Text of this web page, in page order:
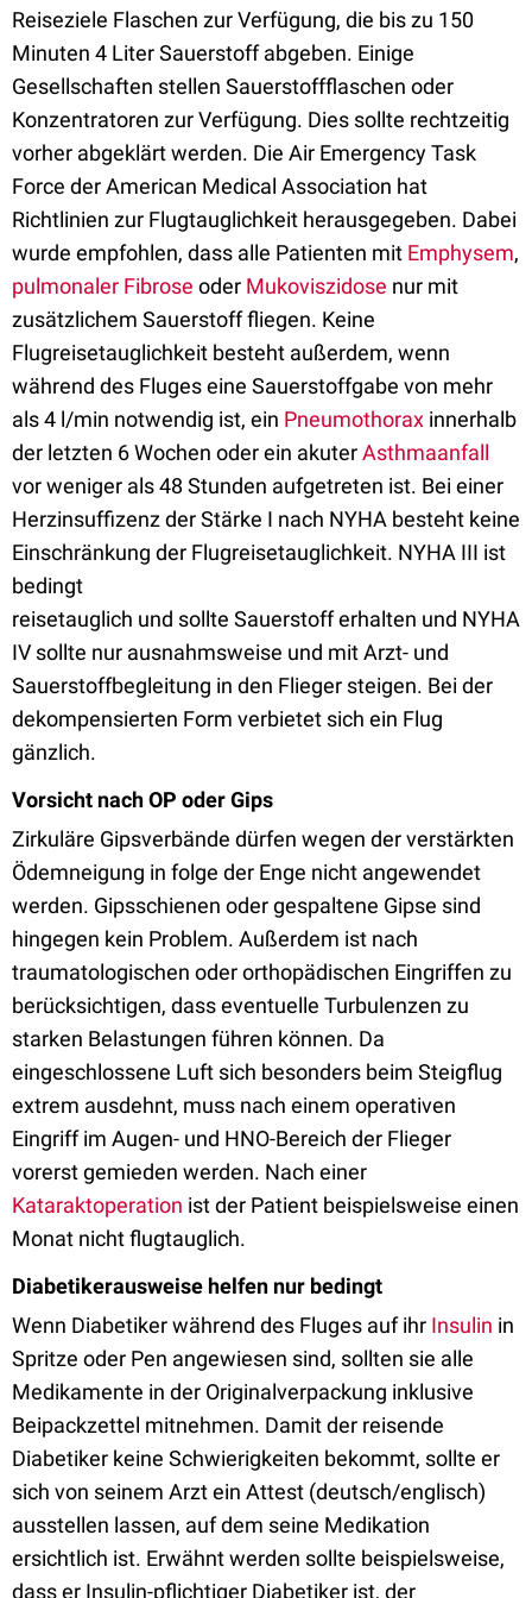
Reiseziele Flaschen zur Verfügung, die bis zu 150
Minuten 4 Liter Sauerstoff abgeben. Einige
Gesellschaften stellen Sauerstoffflaschen oder
Konzentratoren zur Verfügung. Dies sollte rechtzeitig
vorher abgeklärt werden. Die Air Emergency Task
Force der American Medical Association hat
Richtlinien zur Flugtauglichkeit herausgegeben. Dabei
wurde empfohlen, dass alle Patienten mit Emphysem,
pulmonaler Fibrose oder Mukoviszidose nur mit
zusätzlichem Sauerstoff fliegen. Keine
Flugreisetauglichkeit besteht außerdem, wenn
während des Fluges eine Sauerstoffgabe von mehr
als 4 l/min notwendig ist, ein Pneumothorax innerhalb
der letzten 6 Wochen oder ein akuterAsthmaanfall
vor weniger als 48 Stunden aufgetreten ist. Bei einer
Herzinsuffizenz der Stärke I nach NYHA besteht keine
Einschränkung der Flugreisetauglichkeit. NYHA III ist
bedingt
reisetauglich und sollte Sauerstoff erhalten und NYHA
IV sollte nur ausnahmsweise und mit Arzt- und
Sauerstoffbegleitung in den Flieger steigen. Bei der
dekompensierten Form verbietet sich ein Flug
gänzlich.
Vorsicht nach OP oder Gips
Zirkuläre Gipsverbände dürfen wegen der verstärkten
Ödemneigung in folge der Enge nicht angewendet
werden. Gipsschienen oder gespaltene Gipse sind
hingegen kein Problem. Außerdem ist nach
traumatologischen oder orthopädischen Eingriffen zu
berücksichtigen, dass eventuelle Turbulenzen zu
starken Belastungen führen können. Da
eingeschlossene Luft sich besonders beim Steigflug
extrem ausdehnt, muss nach einem operativen
Eingriff im Augen- und HNO-Bereich der Flieger
vorerst gemieden werden. Nach einer
Kataraktoperation ist der Patient beispielsweise einen
Monat nicht flugtauglich.
Diabetikerausweise helfen nur bedingt
Wenn Diabetiker während des Fluges auf ihr Insulin in
Spritze oder Pen angewiesen sind, sollten sie alle
Medikamente in der Originalverpackung inklusive
Beipackzettel mitnehmen. Damit der reisende
Diabetiker keine Schwierigkeiten bekommt, sollte er
sich von seinem Arzt ein Attest (deutsch/englisch)
ausstellen lassen, auf dem seine Medikation
ersichtlich ist. Erwähnt werden sollte beispielsweise,
dass er Insulin-pflichtiger Diabetiker ist, der